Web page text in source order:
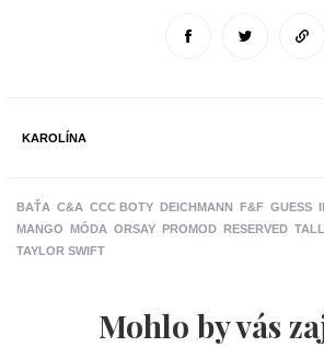
KAROLÍNA
BAŤA C&A CCC BOTY DEICHMANN F&F GUESS
MANGO MÓDA ORSAY PROMOD RESERVED
TAYLOR SWIFT
Mohlo by vás